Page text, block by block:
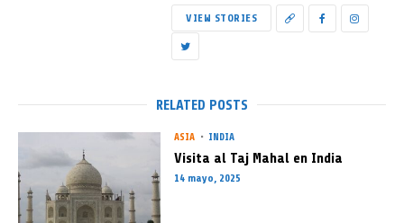
VIEW STORIES
RELATED POSTS
ASIA INDIA
Visita al Taj Mahal en India
14 mayo, 2025